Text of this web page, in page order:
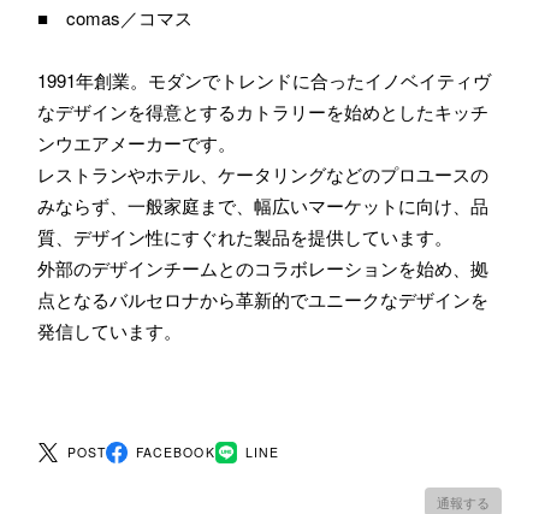
■ comas／コマス
1991年創業。モダンでトレンドに合ったイノベイティヴ
なデザインを得意とするカトラリーを始めとしたキッチ
ンウエアメーカーです。
レストランやホテル、ケータリングなどのプロユースの
みならず、一般家庭まで、幅広いマーケットに向け、品
質、デザイン性にすぐれた製品を提供しています。
外部のデザインチームとのコラボレーションを始め、拠
点となるバルセロナから革新的でユニークなデザインを
発信しています。
POST FACEBOOK LINE
通報する